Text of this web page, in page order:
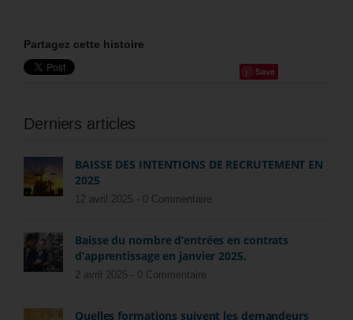
Partagez cette histoire
Save
Derniers articles
BAISSE DES INTENTIONS DE RECRUTEMENT EN
2025
12 avril 2025 - 0 Commentaire
Baisse du nombre d’entrées en contrats
d’apprentissage en janvier 2025.
2 avril 2025 - 0 Commentaire
Quelles formations suivent les demandeurs